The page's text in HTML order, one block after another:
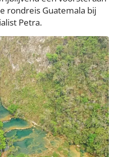
rondreis Guatemala bij
Petra.